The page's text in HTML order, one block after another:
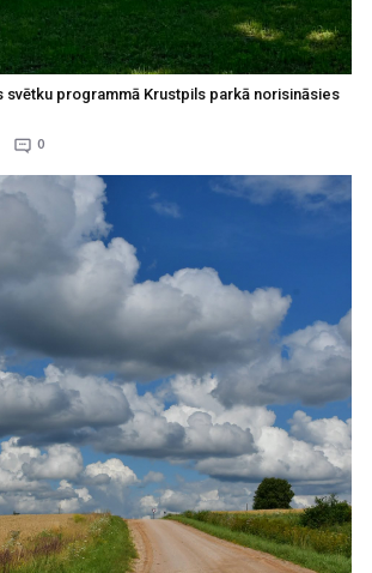
svētku programmā Krustpils parkā norisināsies
0